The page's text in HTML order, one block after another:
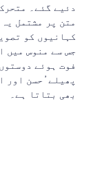
دئیے گئے۔
متن پر مشتمل
کہانیوں کو
جس سے منوس میں
فوت ہوئے
پھیلے ُحسن اور
بھی بتاتا ہے۔